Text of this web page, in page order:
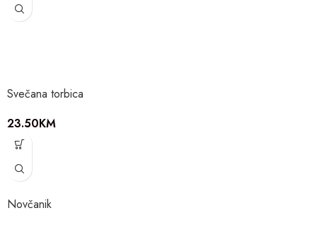
Svečana torbica
23.50KM
Novčanik